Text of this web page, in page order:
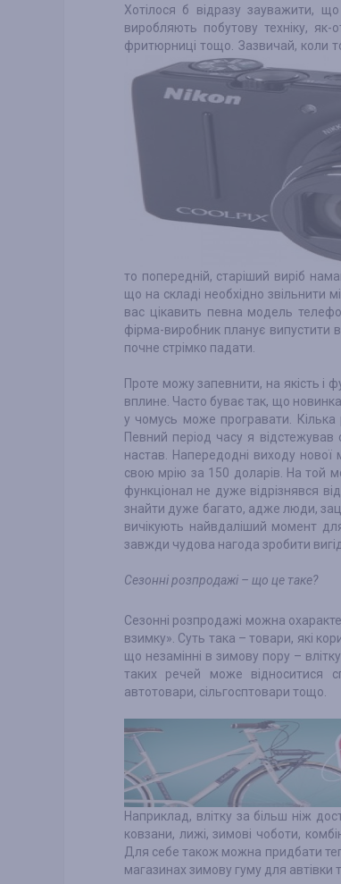
Хотілося б відразу зауважити,
виробляють побутову техніку,
фритюрниці тощо. Зазвичай, коли
то попередній, старіший виріб
що на складі необхідно звільнити
вас цікавить певна модель
фірма-виробник планує випустити
почне стрімко падати.
Проте можу запевнити, на якість і
вплине. Часто буває так, що новинка
у чомусь може програвати. Кілька
Певний період часу я відстежував
настав. Напередодні виходу
свою мрію за 150 доларів. На той
функціонал не дуже відрізнявся
знайти дуже багато, адже люди,
вичікують найвдаліший момент
завжди чудова нагода зробити
Сезонні розпродажі – що це таке?
Сезонні розпродажі можна
взимку». Суть така – товари, які
що незамінні в зимову пору –
таких речей може відноситися
автотовари, сільгосптовари тощо.
Наприклад, влітку за більш ніж
ковзани, лижі, зимові чоботи,
Для себе також можна придбати
магазинах зимову гуму для автівки